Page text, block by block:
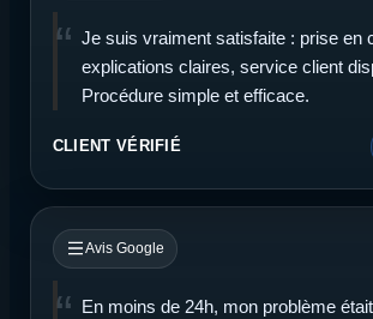
Je suis vraiment satisfaite : prise en
explications claires, service client
Procédure simple et efficace.
CLIENT VÉRIFIÉ
Avis Google
En moins de 24h, mon problème